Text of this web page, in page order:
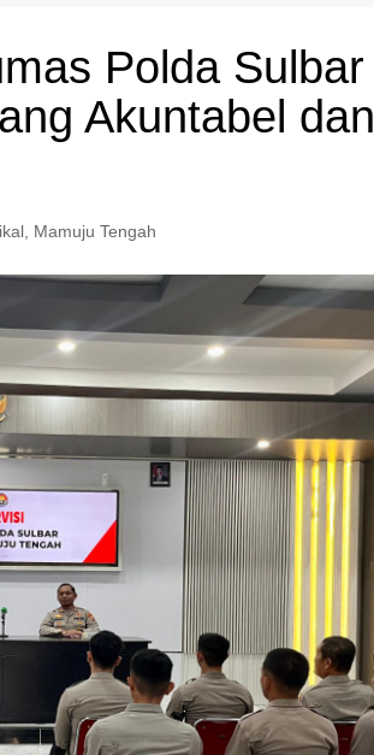
Polda Sulbar
Akuntabel dan
Mamuju Tengah